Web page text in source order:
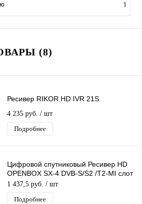
1
(8)
Ресивер RIKOR HD IVR 21S
4 235 руб. / шт
Подробнее
Цифровой спутниковый Ресивер HD
OPENBOX SX-4 DVB-S/S2 /T2-MI слот
для карты, USB поддержка 3G
модема
1 437,5 руб. / шт
Подробнее